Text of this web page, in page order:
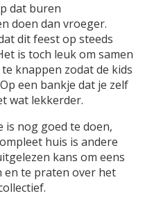
dat buren
doen dan vroeger.
dit feest op steeds
is toch leuk om samen
knappen zodat de kids
een bankje dat je zelf
wat lekkerder.
is nog goed te doen,
huis is andere
kans om eens
en te praten over het